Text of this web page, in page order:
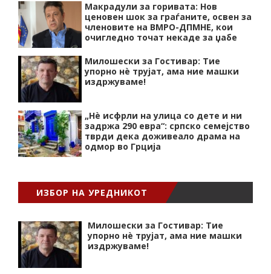
Макрадули за горивата: Нов
ценовен шок за граѓаните, освен за
членовите на ВМРО-ДПМНЕ, кои
очигледно точат некаде за џабе
Милошески за Гостивар: Тие
упорно нѐ трујат, ама ние машки
издржуваме!
„Нѐ исфрли на улица со дете и ни
задржа 290 евра“: српско семејство
тврди дека доживеало драма на
одмор во Грција
ИЗБОР НА УРЕДНИКОТ
Милошески за Гостивар: Тие
упорно нѐ трујат, ама ние машки
издржуваме!